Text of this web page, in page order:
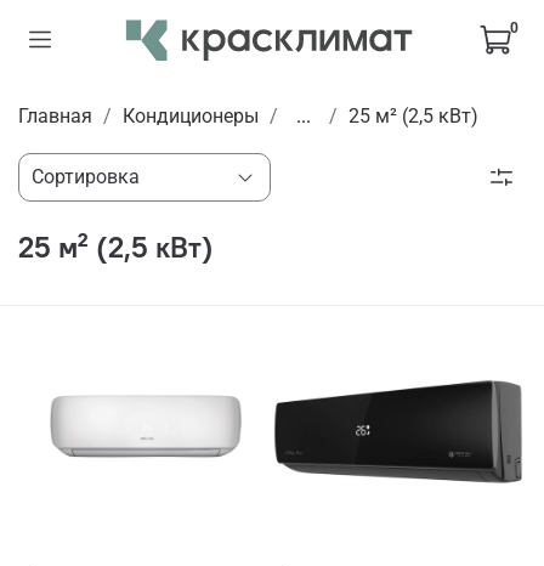
0
Главная Кондиционеры ... 25 м² (2,5 кВт)
25 м² (2,5 кВт)